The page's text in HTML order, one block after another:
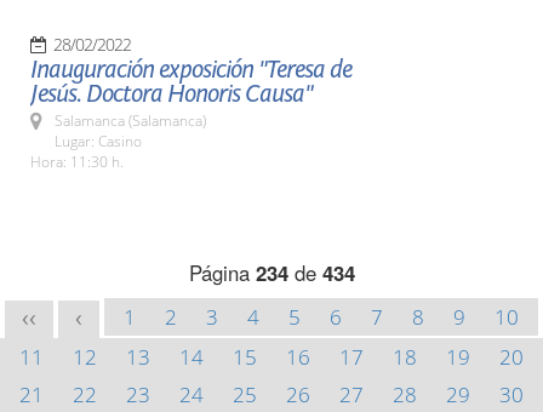
28/02/2022
Inauguración exposición "Teresa de
Jesús. Doctora Honoris Causa"
Salamanca (Salamanca)
Lugar: Casino
Hora: 11:30 h.
Página 234de 434
<< < 1 2 3 4 5 6 7 8 9
10
11
12 13 14 15 16 17 18 19
20
21
22 23 24 25 26 27 28 29
30